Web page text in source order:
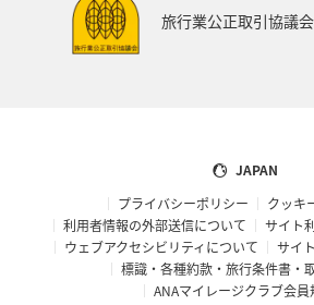
旅行業公正取引協議
JAPAN
プライバシーポリシー
クッキ
利用者情報の外部送信について
サイト
ウェブアクセシビリティについて
サイ
標識・各種約款・旅行条件書・
ANAマイレージクラブ会員